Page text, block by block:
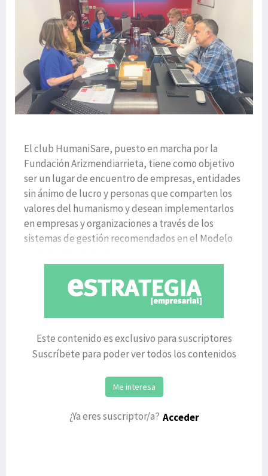
El club HumaniSare, puesto en marcha por la
Fundación Arizmendiarrieta, tiene como objetivo
ser un lugar de encuentro de empresas, entidades
sin ánimo de lucro y personas que comparten los
valores del humanismo y desean implementarlos
en empresas y organizaciones a través de los
sistemas de gestión recomendados en el Modelo
Este contenido es exclusivo para suscriptores
Suscríbete para poder ver todos los contenidos
Me interesa
¿Ya eres suscriptor/a? Acceder